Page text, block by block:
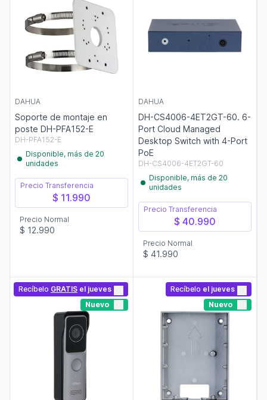
DAHUA
Soporte de montaje en
poste DH-PFA152-E
DH-PFA152-E
Disponible, más de 20
unidades
Precio Transferencia
$ 11.990
Precio Normal
$ 12.990
DAHUA
DH-CS4006-4ET2GT-60. 6-
Port Cloud Managed
Desktop Switch with 4-Port
PoE
DH-CS4006-4ET2GT-60
Disponible, más de 20
unidades
Precio Transferencia
$ 40.990
Precio Normal
$ 41.990
Recíbelo GRATIS el jueves
Nuevo
Recíbelo el jueves
Nuevo